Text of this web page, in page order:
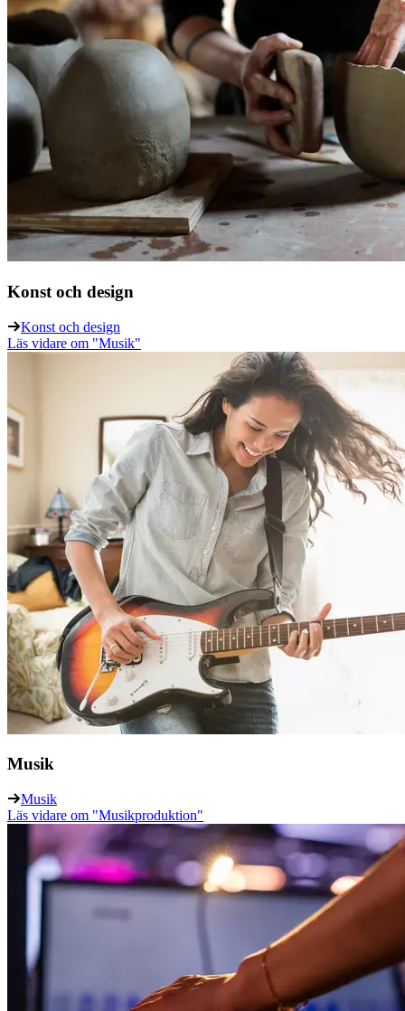
Konst och design
Konst och design
Läs vidare om "Musik"
Musik
Musik
Läs vidare om "Musikproduktion"